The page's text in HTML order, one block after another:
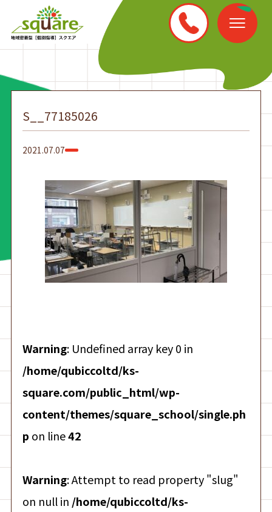
S__77185026
2021.07.07
Warning: Undefined array key 0 in
/home/qubiccoltd/ks-
square.com/public_html/wp-
content/themes/square_school/single.ph
p on line42
Warning: Attempt to read property "slug"
on null in /home/qubiccoltd/ks-